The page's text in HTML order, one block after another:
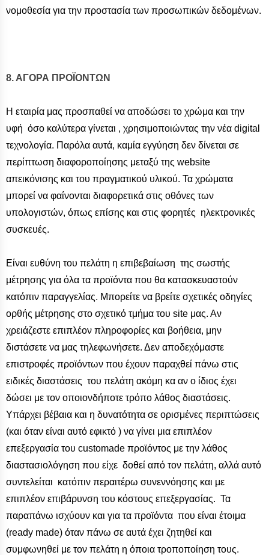
νομοθεσία για την προστασία των προσωπικών δεδομένων.
8. ΑΓΟΡΑ ΠΡΟΪΟΝΤΩΝ
Η εταιρία μας προσπαθεί να αποδώσει το χρώμα και την
υφή όσο καλύτερα γίνεται , χρησιμοποιώντας την νέα digital
τεχνολογία. Παρόλα αυτά, καμία εγγύηση δεν δίνεται σε
περίπτωση διαφοροποίησης μεταξύ της website
απεικόνισης και του πραγματικού υλικού. Τα χρώματα
μπορεί να φαίνονται διαφορετικά στις οθόνες των
υπολογιστών, όπως επίσης και στις φορητές ηλεκτρονικές
συσκευές.
Είναι ευθύνη του πελάτη η επιβεβαίωση της σωστής
μέτρησης για όλα τα προϊόντα που θα κατασκευαστούν
κατόπιν παραγγελίας. Μπορείτε να βρείτε σχετικές οδηγίες
ορθής μέτρησης στο σχετικό τμήμα του site μας. Αν
χρειάζεστε επιπλέον πληροφορίες και βοήθεια, μην
διστάσετε να μας τηλεφωνήσετε. Δεν αποδεχόμαστε
επιστροφές προϊόντων που έχουν παραχθεί πάνω στις
ειδικές διαστάσεις του πελάτη ακόμη κα αν ο ίδιος έχει
δώσει με τον οποιονδήποτε τρόπο λάθος διαστάσεις.
Υπάρχει βέβαια και η δυνατότητα σε ορισμένες περιπτώσεις
(και όταν είναι αυτό εφικτό ) να γίνει μια επιπλέον
επεξεργασία του customade προϊόντος με την λάθος
διαστασιολόγηση που είχε δοθεί από τον πελάτη, αλλά αυτό
συντελείται κατόπιν περαιτέρω συνεννόησης και με
επιπλέον επιβάρυνση του κόστους επεξεργασίας. Τα
παραπάνω ισχύουν και για τα προϊόντα που είναι έτοιμα
(ready made) όταν πάνω σε αυτά έχει ζητηθεί και
συμφωνηθεί με τον πελάτη η όποια τροποποίηση τους.